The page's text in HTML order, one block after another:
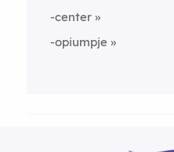
-center
-opiumpje